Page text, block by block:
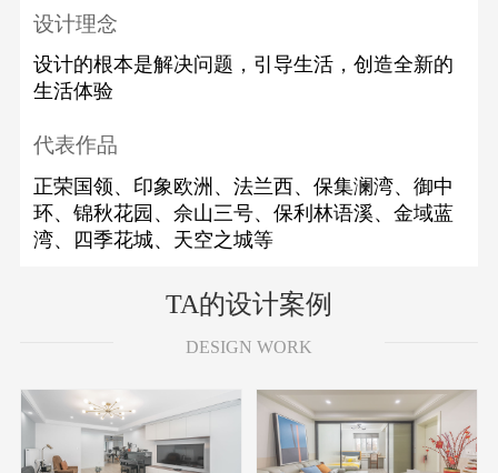
设计理念
设计的根本是解决问题，引导生活，创造全新的
生活体验
代表作品
正荣国领、印象欧洲、法兰西、保集澜湾、御中
环、锦秋花园、佘山三号、保利林语溪、金域蓝
湾、四季花城、天空之城等
TA的设计案例
DESIGN WORK